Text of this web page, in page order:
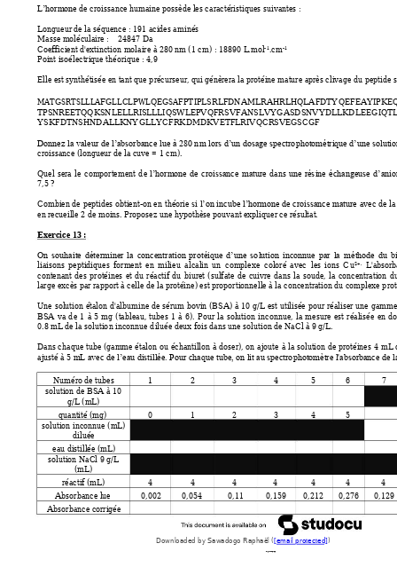
L’hormone de croissance humaine possède les caractéristiques suivantes :
Longueur de la séquence : 191 acides aminés
Masse moléculaire : 24847 Da
Coefficient d'extinction molaire à 280 nm (1 cm) : 18890 L.mol-1.cm-1
Point isoélectrique théorique : 4,9
Elle est synthétisée en tant que précurseur, qui génèrera la protéine mature après clivage du peptide
MATGSRTSLLLAFGLLCLPWLQEGSAFPTIPLSRLFDNAMLRAHRLHQLAFDTYQE
TPSNREETQQKSNLELLRISLLLIQSWLEPVQFRSVFANSLVYGASDSNVYDLLKD
YSKFDTNSHNDALLKNYGLLYCFRKDMDKVETFLRIVQCRSVEGSCGF
Donnez la valeur de l ’absorbance l ue à 280 nm lors d ’un dosage spectrophotométrique d’une
croissance (longueur de la cuve = 1 cm).
Quel sera le comportement de l’hormone de croissance mature dans une résine échangeuse
7,5 ?
Combien de peptides obtient-on en théorie si l’on incube l’hormone de croissance mature avec de la
en recueille 2 de moins. Proposez une hypothèse pouvant expliquer ce résultat.
Exercice 13 :
On souhaite déterminer la concentration protéique d’une solution inconnue par la méthode du
liaisons peptidiques forment en milieu alcalin un complexe  coloré avec  les ions Cu2+.
contenant des protéines et du réactif du biuret (sulfate de cuivre dans la soude, la concentration
large excès par rapport à celle de la protéine) est proportionnelle à la concentration du complexe p
Une solution étalon d'albumine de sérum bovin (BSA) à 10 g/L est utilisée pour réaliser une
BSA va de 1 à 5 mg (tableau, tubes 1 à 6). Pour la solution inconnue, la mesure est réalisée en
0.8 mL de la solution inconnue diluée deux fois dans une solution de NaCl à 9 g/L.
Dans chaque tube (gamme étalon ou échantillon à doser), on ajoute à la solution de protéines 4 mL
ajusté à 5 mL avec de l’eau distillée. Pour chaque tube, on lit au spectrophotomètre l'absorbance de
Numéro de tubes 1 2 3 4 5 6
7
solution de BSA à 10
g/L (mL)
quantité (mg)
0 1 2 3 4
5
solution inconnue (mL)
diluée
eau distillée (mL)
solution NaCl 9 g/L
(mL)
réactif (mL)
4 4 4 4 4 4
4
Absorbance lue
0,002 0,054 0,11 0,159 0,212 0,276
0,129
Absorbance corrigée
Downloaded by Sawadogo Raphaël ([email protected])